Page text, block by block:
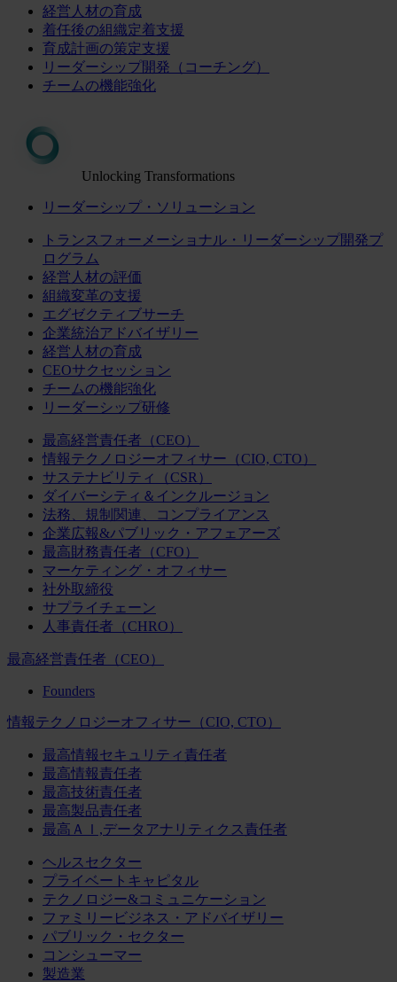
経営人材の育成
着任後の組織定着支援
育成計画の策定支援
リーダーシップ開発（コーチング）
チームの機能強化
Unlocking Transformations
リーダーシップ・ソリューション
トランスフォーメーショナル・リーダーシップ開発プ
ログラム
経営人材の評価
組織変革の支援
エグゼクティブサーチ
企業統治アドバイザリー
経営人材の育成
CEOサクセッション
チームの機能強化
リーダーシップ研修
最高経営責任者（CEO）
情報テクノロジーオフィサー（CIO, CTO）
サステナビリティ（CSR）
ダイバーシティ＆インクルージョン
法務、規制関連、コンプライアンス
企業広報&パブリック・アフェアーズ
最高財務責任者（CFO）
マーケティング・オフィサー
社外取締役
サプライチェーン
人事責任者（CHRO）
最高経営責任者（CEO）
Founders
情報テクノロジーオフィサー（CIO, CTO）
最高情報セキュリティ責任者
最高情報責任者
最高技術責任者
最高製品責任者
最高ＡＩ,データアナリティクス責任者
ヘルスセクター
プライベートキャピタル
テクノロジー&コミュニケーション
ファミリービジネス・アドバイザリー
パブリック・セクター
コンシューマー
製造業